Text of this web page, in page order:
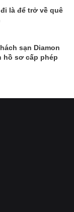
là để trở về quê
sạn Diamon
hồ sơ cấp phép